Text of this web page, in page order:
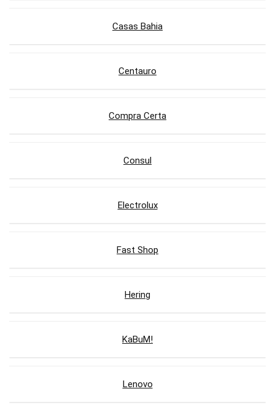
Casas Bahia
Centauro
Compra Certa
Consul
Electrolux
Fast Shop
Hering
KaBuM!
Lenovo